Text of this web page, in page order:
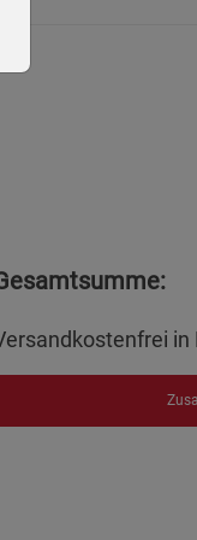
in